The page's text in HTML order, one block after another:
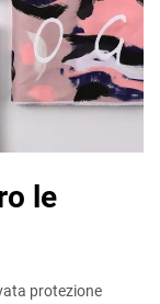
le
protezione